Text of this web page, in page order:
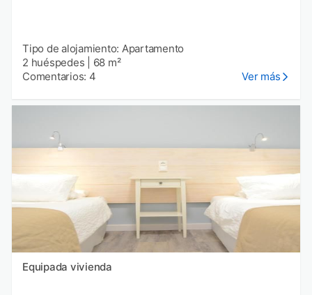
Tipo de alojamiento: Apartamento
2 huéspedes
68 m²
Comentarios: 4
Ver más
Equipada vivienda